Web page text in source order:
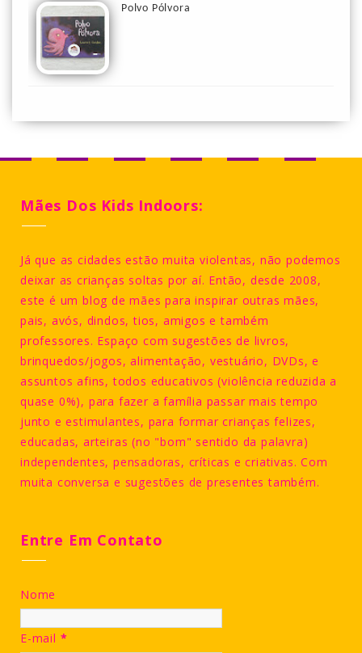
Polvo Pólvora
Mães Dos Kids Indoors:
Já que as cidades estão muita violentas, não podemos
deixar as crianças soltas por aí. Então, desde 2008,
este é um blog de mães para inspirar outras mães,
pais, avós, dindos, tios, amigos e também
professores. Espaço com sugestões de livros,
brinquedos/jogos, alimentação, vestuário, DVDs, e
assuntos afins, todos educativos (violência reduzida a
quase 0%), para fazer a família passar mais tempo
junto e estimulantes, para formar crianças felizes,
educadas, arteiras (no "bom" sentido da palavra)
independentes, pensadoras, críticas e criativas. Com
muita conversa e sugestões de presentes também.
Entre Em Contato
Nome
E-mail *